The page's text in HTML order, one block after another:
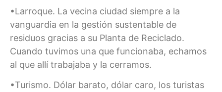
•Larroque. La vecina ciudad siempre a la
vanguardia en la gestión sustentable de
residuos gracias a su Planta de Reciclado.
Cuando tuvimos una que funcionaba, echamos
al que allí trabajaba y la cerramos.
•Turismo. Dólar barato, dólar caro, los turistas